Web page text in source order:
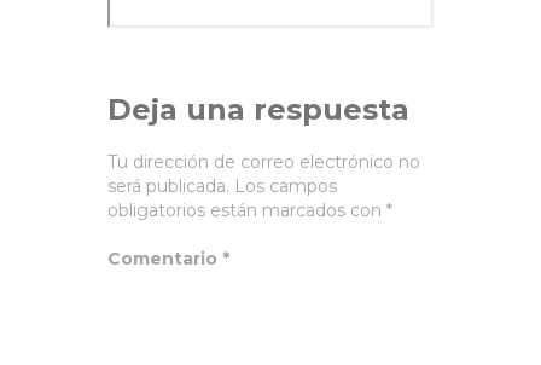
Deja una respuesta
Tu dirección de correo electrónico no
será publicada. Los campos
obligatorios están marcados con *
Comentario *